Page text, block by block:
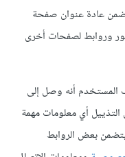
عادة عنوان صفحة
وروابط لصفحات أخرى
المستخدم أنه وصل إلى
أي معلومات مهمة
بعض الروابط